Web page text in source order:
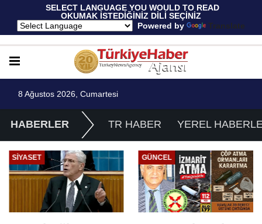
SELECT LANGUAGE YOU WOULD TO READ
OKUMAK İSTEDİĞİNİZ DİLİ SEÇİNİZ
Powered by
Translate
8 Ağustos 2026, Cumartesi
HABERLER TR HABER YEREL
GÜNCEL EKONOMI